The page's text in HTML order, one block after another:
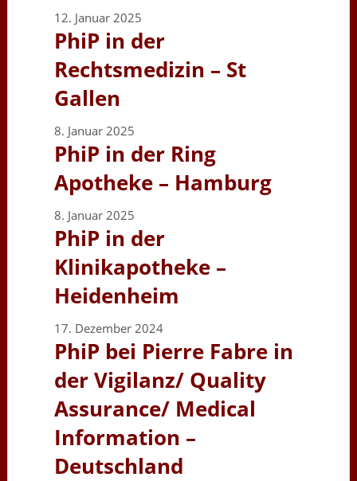
12. Januar 2025
PhiP in der
Rechtsmedizin – St
Gallen
8. Januar 2025
PhiP in der Ring
Apotheke – Hamburg
8. Januar 2025
PhiP in der
Klinikapotheke –
Heidenheim
17. Dezember 2024
PhiP bei Pierre Fabre in
der Vigilanz/ Quality
Assurance/ Medical
Information –
Deutschland